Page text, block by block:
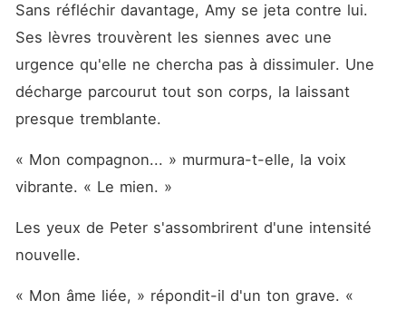
Sans réfléchir davantage, Amy se jeta contre lui.
Ses lèvres trouvèrent les siennes avec une
urgence qu'elle ne chercha pas à dissimuler. Une
décharge parcourut tout son corps, la laissant
presque tremblante.
« Mon compagnon... » murmura-t-elle, la voix
vibrante. « Le mien. »
Les yeux de Peter s'assombrirent d'une intensité
nouvelle.
« Mon âme liée, » répondit-il d'un ton grave. «